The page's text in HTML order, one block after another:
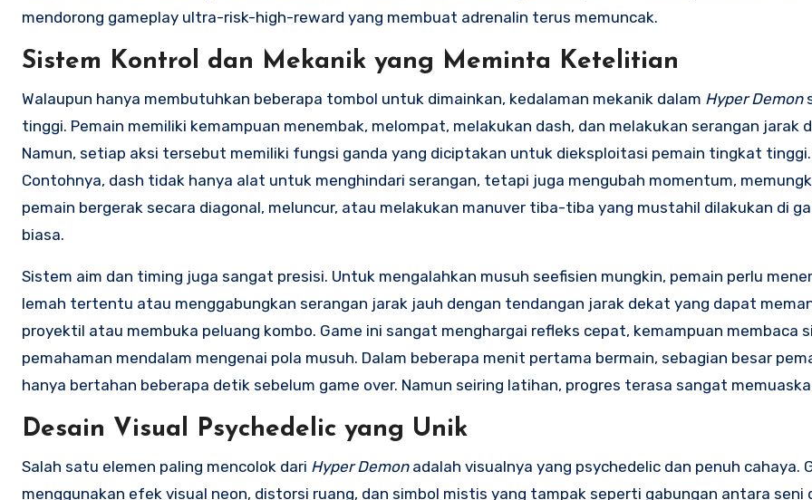
mendorong gameplay ultra-risk-high-reward yang membuat adrenalin terus memuncak.
Sistem Kontrol dan Mekanik yang Meminta Ketelitian
Walaupun hanya membutuhkan beberapa tombol untuk dimainkan, kedalaman mekanik dalam Hyper Demon
tinggi. Pemain memiliki kemampuan menembak, melompat, melakukan dash, dan melakukan serangan jarak
Namun, setiap aksi tersebut memiliki fungsi ganda yang diciptakan untuk dieksploitasi pemain tingkat tinggi.
Contohnya, dash tidak hanya alat untuk menghindari serangan, tetapi juga mengubah momentum,
pemain bergerak secara diagonal, meluncur, atau melakukan manuver tiba-tiba yang mustahil dilakukan di
biasa.
Sistem aim dan timing juga sangat presisi. Untuk mengalahkan musuh seefisien mungkin, pemain perlu
lemah tertentu atau menggabungkan serangan jarak jauh dengan tendangan jarak dekat yang dapat
proyektil atau membuka peluang kombo. Game ini sangat menghargai refleks cepat, kemampuan membaca
pemahaman mendalam mengenai pola musuh. Dalam beberapa menit pertama bermain, sebagian besar
hanya bertahan beberapa detik sebelum game over. Namun seiring latihan, progres terasa sangat
Desain Visual Psychedelic yang Unik
Salah satu elemen paling mencolok dari Hyper Demonadalah visualnya yang psychedelic dan penuh cahaya.
menggunakan efek visual neon, distorsi ruang, dan simbol mistis yang tampak seperti gabungan antara seni